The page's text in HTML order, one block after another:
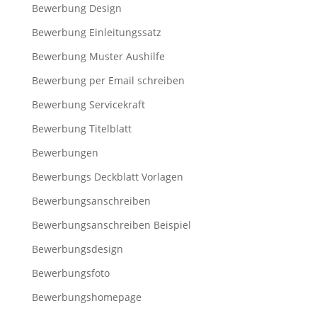
Bewerbung Design
Bewerbung Einleitungssatz
Bewerbung Muster Aushilfe
Bewerbung per Email schreiben
Bewerbung Servicekraft
Bewerbung Titelblatt
Bewerbungen
Bewerbungs Deckblatt Vorlagen
Bewerbungsanschreiben
Bewerbungsanschreiben Beispiel
Bewerbungsdesign
Bewerbungsfoto
Bewerbungshomepage